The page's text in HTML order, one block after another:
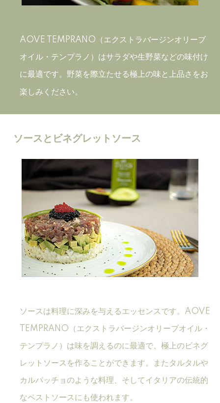
AOVE TEMPRANO（エクストラバージンオリーブ
オイル・テンプラノ）はサラダや生野菜などの味付け
に最適です。野菜を際立たせる極上の味と上品さをお
楽しみください。
ソースとビネグレットソース
ソースは料理に深みを与えるエッセンスです。AOVE
TEMPRANO（エクストラバージンオリーブオイル・
テンプラノ）は味を調えるのに最適で、極上のビネグ
レットソースを作ることができます。またタルタルや
カルパッチョのような料理、そしてイタリアの伝統的
なペストソースにも使われます。